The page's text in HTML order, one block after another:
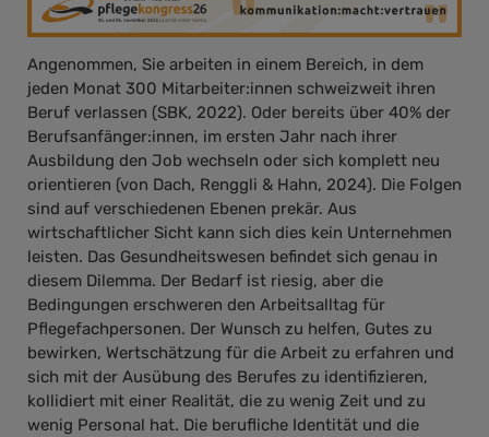
Angenommen, Sie arbeiten in einem Bereich, in dem
jeden Monat 300 Mitarbeiter:innen schweizweit ihren
Beruf verlassen (SBK, 2022). Oder bereits über 40% der
Berufsanfänger:innen, im ersten Jahr nach ihrer
Ausbildung den Job wechseln oder sich komplett neu
orientieren (von Dach, Renggli & Hahn, 2024). Die Folgen
sind auf verschiedenen Ebenen prekär. Aus
wirtschaftlicher Sicht kann sich dies kein Unternehmen
leisten. Das Gesundheitswesen befindet sich genau in
diesem Dilemma. Der Bedarf ist riesig, aber die
Bedingungen erschweren den Arbeitsalltag für
Pflegefachpersonen. Der Wunsch zu helfen, Gutes zu
bewirken, Wertschätzung für die Arbeit zu erfahren und
sich mit der Ausübung des Berufes zu identifizieren,
kollidiert mit einer Realität, die zu wenig Zeit und zu
wenig Personal hat. Die berufliche Identität und die